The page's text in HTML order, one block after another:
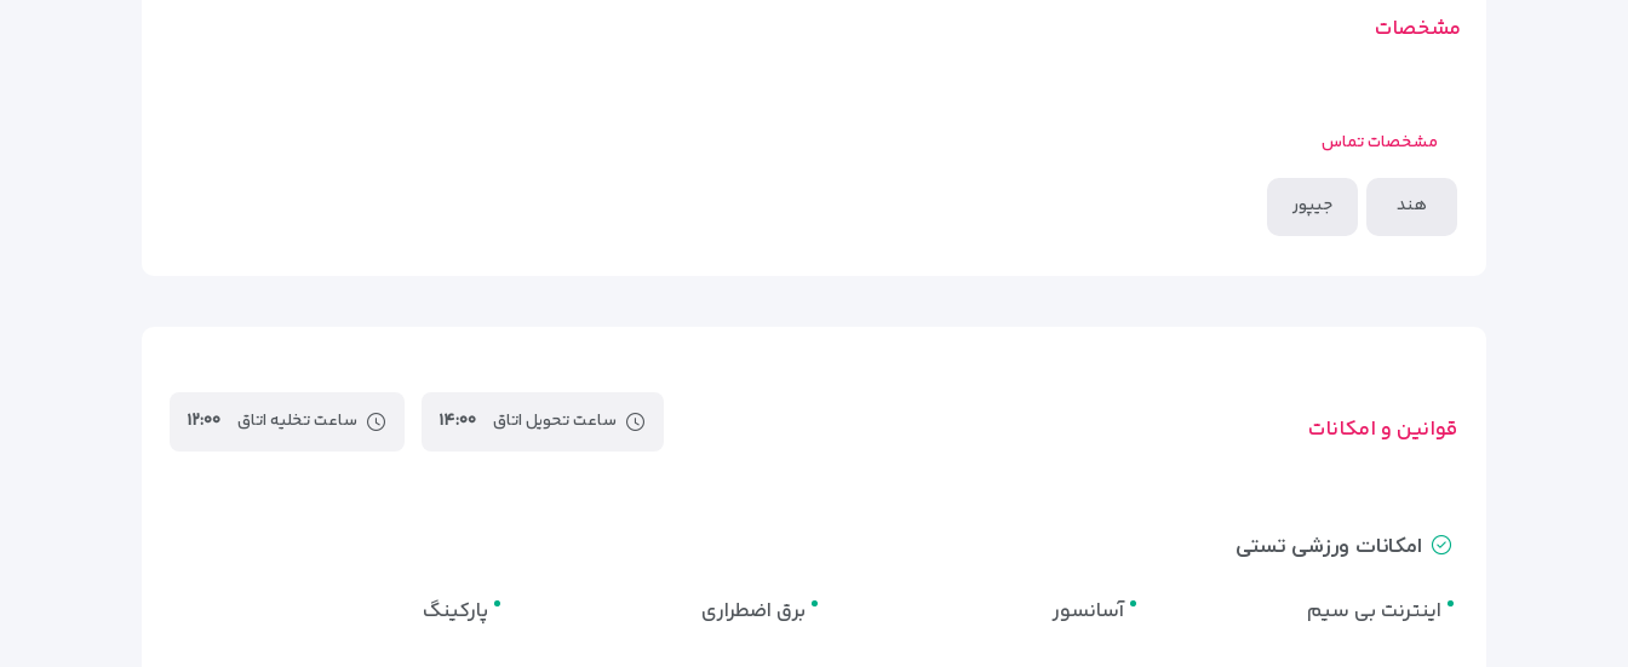
مشخصات
مشخصات تماس
هند جیپور
قوانین و امکانات ساعت تحویل اتاق ۱۴:۰۰ ساعت تخلیه اتاق ۱۲:۰۰
امکانات ورزشی تستی
اینترنت بی سیم آسانسور برق اضطراری پارکینگ